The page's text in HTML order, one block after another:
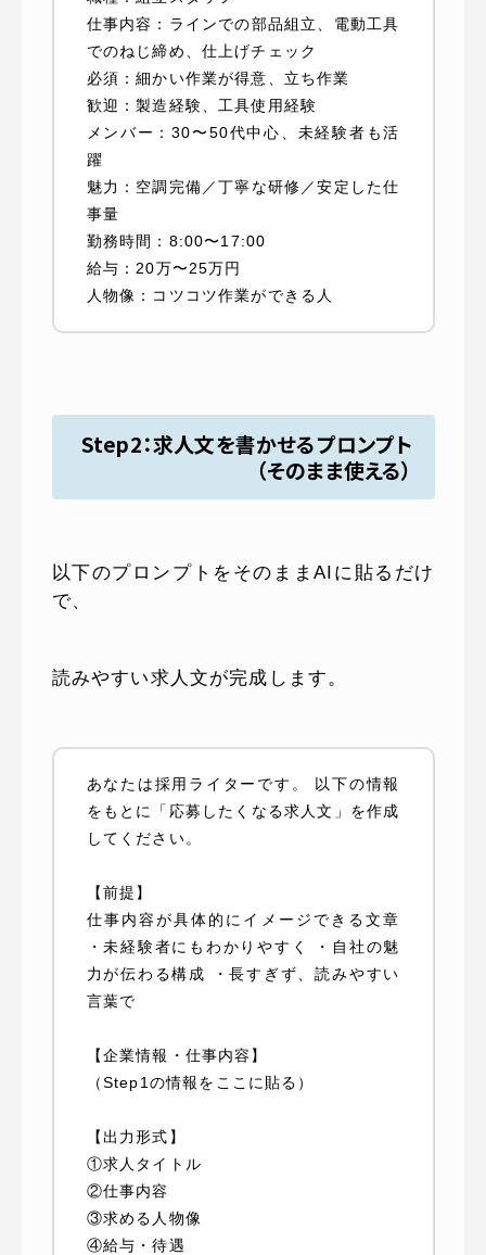
仕事内容：ラインでの部品組立、電動工具
でのねじ締め、仕上げチェック
必須：細かい作業が得意、立ち作業
歓迎：製造経験、工具使用経験
メンバー：30〜50代中心、未経験者も活
躍
魅力：空調完備／丁寧な研修／安定した仕
事量
勤務時間：8:00〜17:00
給与：20万〜25万円
人物像：コツコツ作業ができる人
Step2：求人文を書かせるプロンプト
（そのまま使える）
以下のプロンプトをそのままAIに貼るだけ
で、
読みやすい求人文が完成します。
あなたは採用ライターです。 以下の情報
をもとに「応募したくなる求人文」を作成
してください。
【前提】
仕事内容が具体的にイメージできる文章
・未経験者にもわかりやすく ・自社の魅
力が伝わる構成 ・長すぎず、読みやすい
言葉で
【企業情報・仕事内容】
（Step1の情報をここに貼る）
【出力形式】
①求人タイトル
②仕事内容
③求める人物像
④給与・待遇